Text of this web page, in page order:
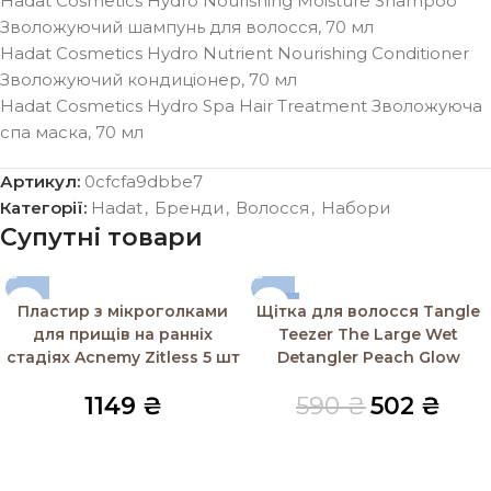
Зволожуючий шампунь для волосся, 70 мл
Hadat Cosmetics Hydro Nutrient Nourishing Conditioner
Зволожуючий кондиціонер, 70 мл
Hadat Cosmetics Hydro Spa Hair Treatment Зволожуюча
спа маска, 70 мл
Артикул: 0cfcfa9dbbe7
Категорії: Hadat, Бренди , Волосся , Набори
Супутні товари
Пластир з мікроголками
для прищів на ранніх
стадіях Acnemy Zitless 5 шт
1149 ₴
-15%
SOLD OUT
Щітка для волосся Tangle
Teezer The Large Wet
Detangler Peach Glow
590₴502 ₴